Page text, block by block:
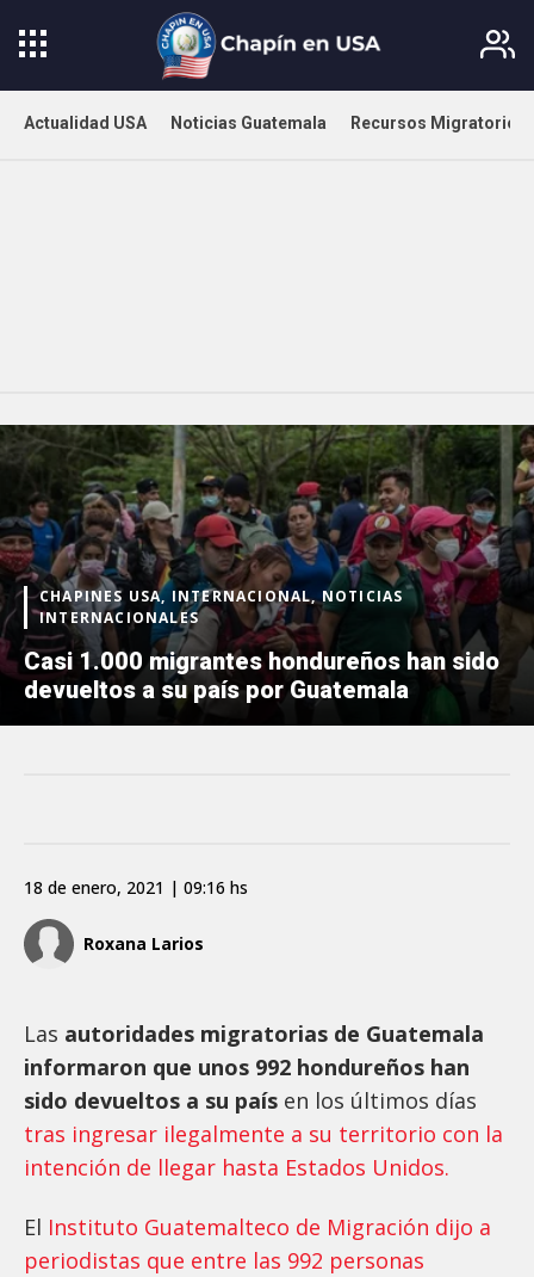
Actualidad USA Noticias Guatemala Recursos Migratorios
CHAPINES USA, INTERNACIONAL, NOTICIAS
INTERNACIONALES
Casi 1.000 migrantes hondureños han sido
devueltos a su país por Guatemala
Roxana Larios
18 de enero, 2021 | 09:16 hs
Las autoridades migratorias de Guatemala
informaron que unos 992 hondureños han
sido devueltos a su país en los últimos días
tras ingresar ilegalmente a su territorio con la
intención de llegar hasta Estados Unidos.
El Instituto Guatemalteco de Migración dijo a
periodistas que entre las 992 personas